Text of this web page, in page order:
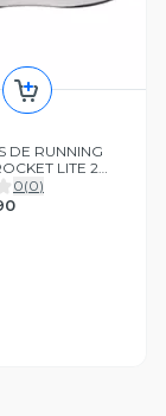
DE RUNNING
LITE 2
06
0(0)